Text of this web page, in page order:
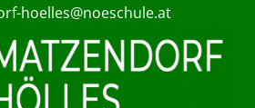
hoelles@noeschule.at